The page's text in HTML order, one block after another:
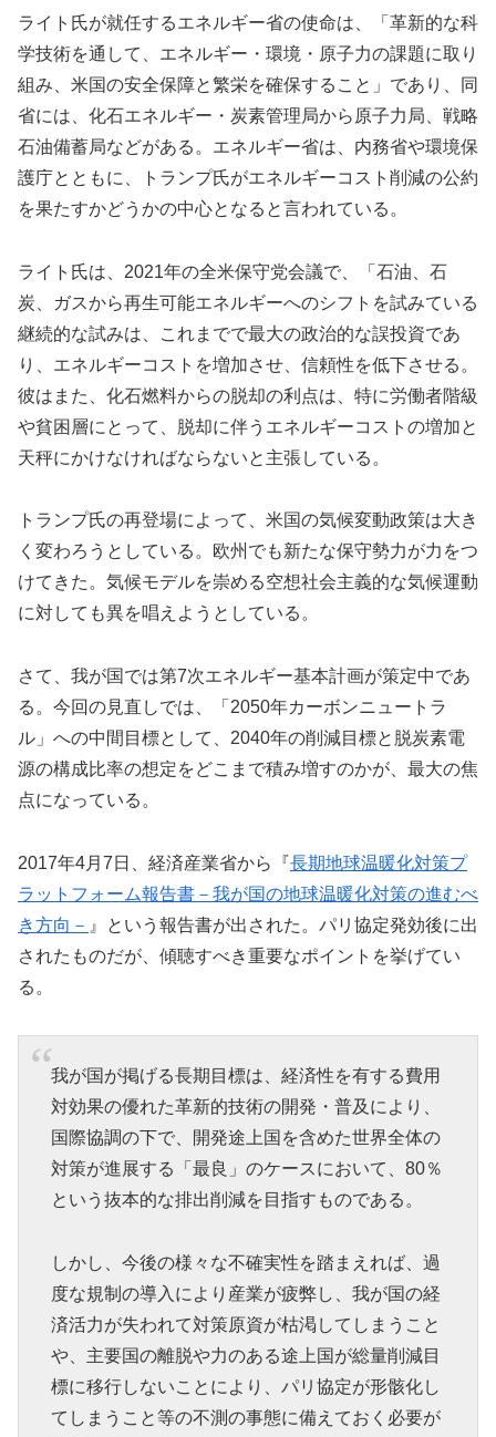
ライト氏が就任するエネルギー省の使命は、「革新的な科
学技術を通して、エネルギー・環境・原子力の課題に取り
組み、米国の安全保障と繁栄を確保すること」であり、同
省には、化石エネルギー・炭素管理局から原子力局、戦略
石油備蓄局などがある。エネルギー省は、内務省や環境保
護庁とともに、トランプ氏がエネルギーコスト削減の公約
を果たすかどうかの中心となると言われている。
ライト氏は、2021年の全米保守党会議で、「石油、石
炭、ガスから再生可能エネルギーへのシフトを試みている
継続的な試みは、これまでで最大の政治的な誤投資であ
り、エネルギーコストを増加させ、信頼性を低下させる。
彼はまた、化石燃料からの脱却の利点は、特に労働者階級
や貧困層にとって、脱却に伴うエネルギーコストの増加と
天秤にかけなければならないと主張している。
トランプ氏の再登場によって、米国の気候変動政策は大き
く変わろうとしている。欧州でも新たな保守勢力が力をつ
けてきた。気候モデルを崇める空想社会主義的な気候運動
に対しても異を唱えようとしている。
さて、我が国では第7次エネルギー基本計画が策定中であ
る。今回の見直しでは、「2050年カーボンニュートラ
ル」への中間目標として、2040年の削減目標と脱炭素電
源の構成比率の想定をどこまで積み増すのかが、最大の焦
点になっている。
2017年4月7日、経済産業省から『長期地球温暖化対策プ
ラットフォーム報告書－我が国の地球温暖化対策の進むべ
き方向－ 』という報告書が出された。パリ協定発効後に出
されたものだが、傾聴すべき重要なポイントを挙げてい
る。
我が国が掲げる長期目標は、経済性を有する費用
対効果の優れた革新的技術の開発・普及により、
国際協調の下で、開発途上国を含めた世界全体の
対策が進展する「最良」のケースにおいて、80％
という抜本的な排出削減を目指すものである。
しかし、今後の様々な不確実性を踏まえれば、過
度な規制の導入により産業が疲弊し、我が国の経
済活力が失われて対策原資が枯渇してしまうこと
や、主要国の離脱や力のある途上国が総量削減目
標に移行しないことにより、パリ協定が形骸化し
てしまうこと等の不測の事態に備えておく必要が